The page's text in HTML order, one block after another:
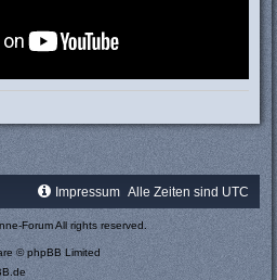
Alle Zeiten sind UTC
Impressum
Forum All rights reserved.
© phpBB Limited